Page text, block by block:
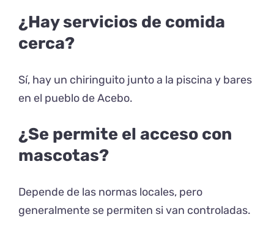
¿Hay servicios de comida
cerca?
Sí, hay un chiringuito junto a la piscina y bares
en el pueblo de Acebo.
¿Se permite el acceso con
mascotas?
Depende de las normas locales, pero
generalmente se permiten si van controladas.